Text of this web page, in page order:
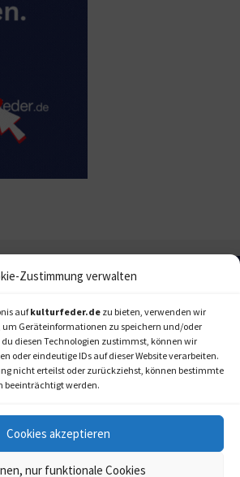
Zustimmung verwalten
aufkulturfeder.de zu bieten, verwenden wir
um Geräteinformationen zu speichern und/oder
diesen Technologien zustimmst, können wir
oder eindeutige IDs auf dieser Website verarbeiten.
nicht erteilst oder zurückziehst, können bestimmte
beeinträchtigt werden.
Cookies akzeptieren
nur funktionale Cookies